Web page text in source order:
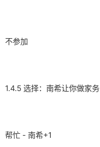
不参加
1.4.5 选择：南希让你做家务
帮忙 - 南希+1